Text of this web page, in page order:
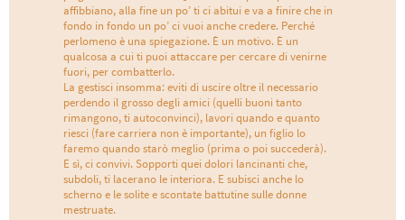
affibbiano, alla fine un po’ ti ci abitui e va a finire che in
fondo in fondo un po’ ci vuoi anche credere. Perché
perlomeno è una spiegazione. È un motivo. È un
qualcosa a cui ti puoi attaccare per cercare di venirne
fuori, per combatterlo.
La gestisci insomma: eviti di uscire oltre il necessario
perdendo il grosso degli amici (quelli buoni tanto
rimangono, ti autoconvinci), lavori quando e quanto
riesci (fare carriera non è importante), un figlio lo
faremo quando starò meglio (prima o poi succederà).
E sì, ci convivi. Sopporti quei dolori lancinanti che,
subdoli, ti lacerano le interiora. E subisci anche lo
scherno e le solite e scontate battutine sulle donne
mestruate.